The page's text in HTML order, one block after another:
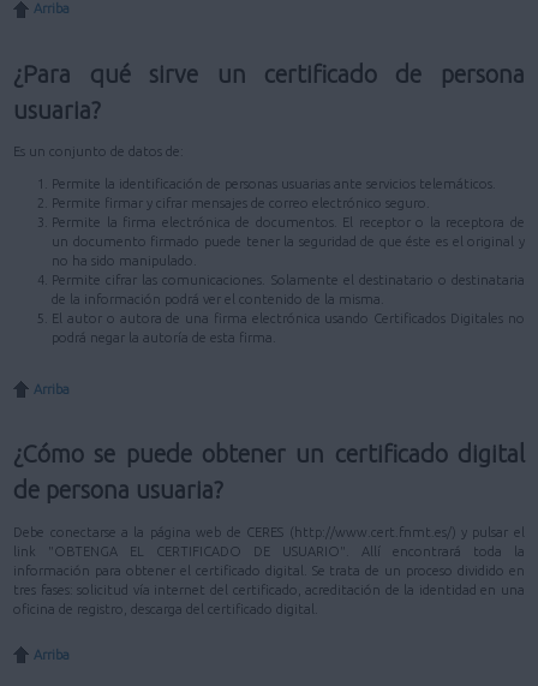
Arriba
¿Para qué sirve un certificado de persona
usuaria?
Es un conjunto de datos de:
Permite la identificación de personas usuarias ante servicios telemáticos.
Permite firmar y cifrar mensajes de correo electrónico seguro.
Permite la firma electrónica de documentos. El receptor o la receptora de
un documento firmado puede tener la seguridad de que éste es el original y
no ha sido manipulado.
Permite cifrar las comunicaciones. Solamente el destinatario o destinataria
de la información podrá ver el contenido de la misma.
El autor o autora de una firma electrónica usando Certificados Digitales no
podrá negar la autoría de esta firma.
Arriba
¿Cómo se puede obtener un certificado digital
de persona usuaria?
Debe conectarse a la página web de CERES (http://www.cert.fnmt.es/) y pulsar el
link "OBTENGA EL CERTIFICADO DE USUARIO". Allí encontrará toda la
información para obtener el certificado digital. Se trata de un proceso dividido en
tres fases: solicitud vía internet del certificado, acreditación de la identidad en una
oficina de registro, descarga del certificado digital.
Arriba